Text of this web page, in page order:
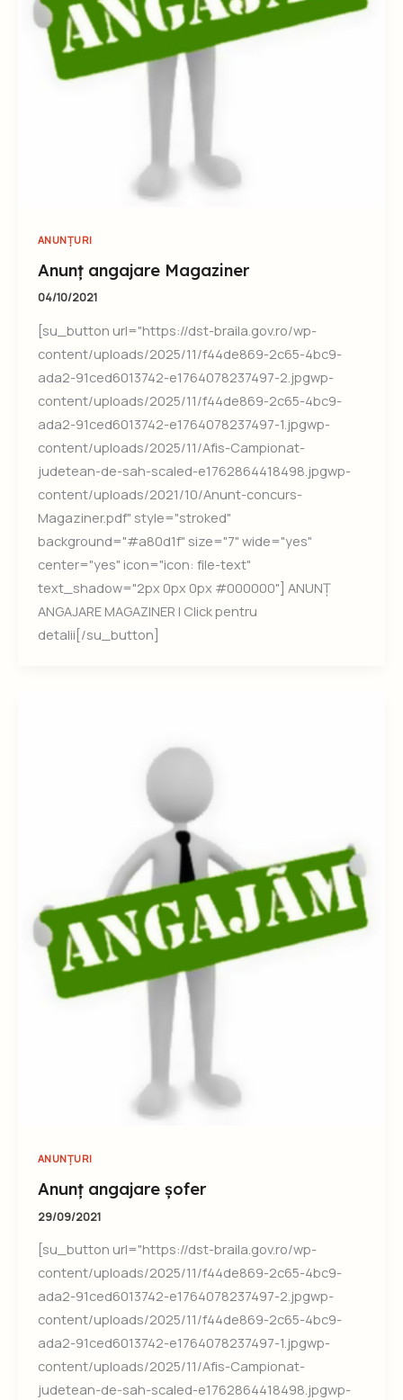
ANUNȚURI
Anunț angajare Magaziner
04/10/2021
[su_button url="https://dst-braila.gov.ro/wp-
content/uploads/2025/11/f44de869-2c65-4bc9-
ada2-91ced6013742-e1764078237497-2.jpgwp-
content/uploads/2025/11/f44de869-2c65-4bc9-
ada2-91ced6013742-e1764078237497-1.jpgwp-
content/uploads/2025/11/Afis-Campionat-
judetean-de-sah-scaled-e1762864418498.jpgwp-
content/uploads/2021/10/Anunt-concurs-
Magaziner.pdf" style="stroked"
background="#a80d1f" size="7" wide="yes"
center="yes" icon="icon: file-text"
text_shadow="2px 0px 0px #000000"] ANUNȚ
ANGAJARE MAGAZINER | Click pentru
detalii[/su_button]
ANUNȚURI
Anunț angajare șofer
29/09/2021
[su_button url="https://dst-braila.gov.ro/wp-
content/uploads/2025/11/f44de869-2c65-4bc9-
ada2-91ced6013742-e1764078237497-2.jpgwp-
content/uploads/2025/11/f44de869-2c65-4bc9-
ada2-91ced6013742-e1764078237497-1.jpgwp-
content/uploads/2025/11/Afis-Campionat-
judetean-de-sah-scaled-e1762864418498.jpgwp-